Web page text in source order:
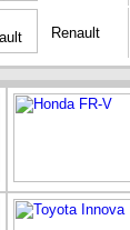
Renault